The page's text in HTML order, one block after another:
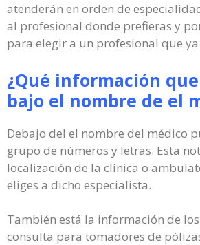
atenderán en orden de
al profesional donde prefieras y
para elegir a un profesional que ya
¿Qué información
bajo el nombre de el
Debajo del el nombre del médico
grupo de números y letras. Esta
localización de la clínica o
eliges a dicho especialista.
También está la información de
consulta para tomadores de